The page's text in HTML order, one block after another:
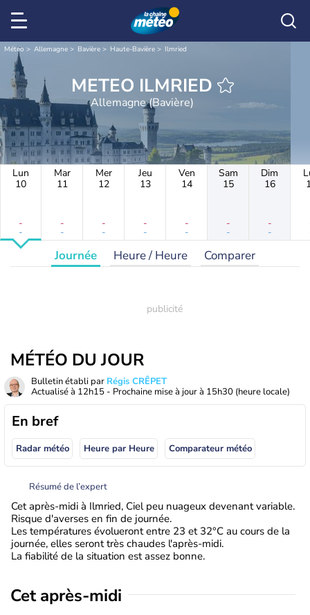
Météo Allemagne Bavière Haute-Bavière Ilmried
METEO ILMRIED
Allemagne (Bavière)
Lun
10
-
-
Mar
11
-
-
Mer
12
-
-
Jeu
13
-
-
Ven
14
-
-
Sam
15
-
-
Dim
16
-
-
Journée Heure / Heure Comparer
MÉTÉO DU JOUR
Bulletin établi par Régis CRÊPET
Actualisé à 12h15 - Prochaine mise à jour à 15h30 (heure locale)
En bref
Radar météo Heure par Heure Comparateur météo
Résumé de l’expert
Cet après-midi à Ilmried, Ciel peu nuageux devenant variable.
Risque d'averses en fin de journée.
Les températures évolueront entre 23 et 32°C au cours de la
journée, elles seront très chaudes l'après-midi.
La fiabilité de la situation est assez bonne.
Cet après-midi